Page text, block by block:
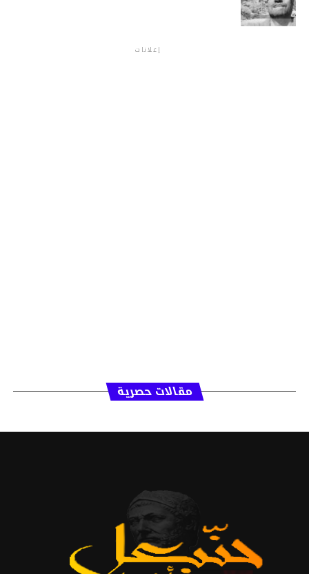
إعلانات
مقالات حصرية